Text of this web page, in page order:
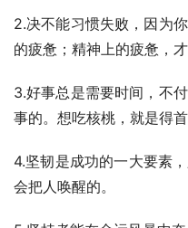
2.决不能习惯失败，因为
的疲惫；精神上的疲惫，才
3.好事总是需要时间，不
事的。想吃核桃，就是得
4.坚韧是成功的一大要素
会把人唤醒的。